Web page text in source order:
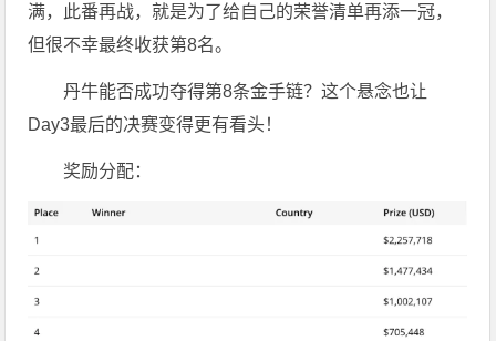
满，此番再战，就是为了给自己的荣誉清单再添一冠，
但很不幸最终收获第8名。
丹牛能否成功夺得第8条金手链？这个悬念也让
Day3最后的决赛变得更有看头！
奖励分配：